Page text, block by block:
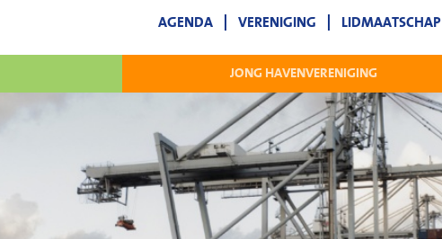
JONG HAVENVERENIGING
AGENDA VERENIGING LIDMAATSCHAP